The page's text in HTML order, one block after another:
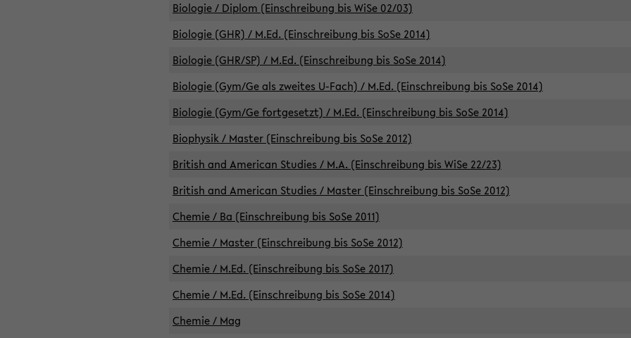
Biologie / Diplom (Einschreibung bis WiSe 02/03)
Biologie (GHR) / M.Ed. (Einschreibung bis SoSe 2014)
Biologie (GHR/SP) / M.Ed. (Einschreibung bis SoSe 2014)
Biologie (Gym/Ge als zweites U-Fach) / M.Ed. (Einschreibung bis SoSe 2014)
Biologie (Gym/Ge fortgesetzt) / M.Ed. (Einschreibung bis SoSe 2014)
Biophysik / Master (Einschreibung bis SoSe 2012)
British and American Studies / M.A. (Einschreibung bis WiSe 22/23)
British and American Studies / Master (Einschreibung bis SoSe 2012)
Chemie / Ba (Einschreibung bis SoSe 2011)
Chemie / Master (Einschreibung bis SoSe 2012)
Chemie / M.Ed. (Einschreibung bis SoSe 2017)
Chemie / M.Ed. (Einschreibung bis SoSe 2014)
Chemie / Mag